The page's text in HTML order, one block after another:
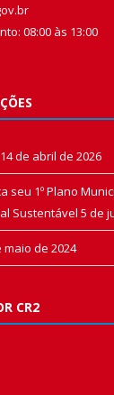
08:00 às 13:00
14 de abril de 2026
seu 1º Plano
Sustentável 5 de
maio de 2024
CR2